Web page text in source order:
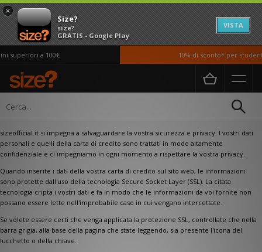
×
Size?
size?
GRATIS - Google Play
VISTA
superiori a 100€ 10% di sconto* per
Home Sicurezza del sito
Sicurezza del sito
sizeofficial.it si impegna a salvaguardare la vostra sicurezza e privacy. I vostri dati
personali e quelli della carta di credito sono trattati in modo altamente
confidenziale e ci impegniamo in ogni momento a rispettare la vostra privacy.
Quando inserite i dati della vostra carta di credito sul sito web, le informazioni
sono protette dall'uso della tecnologia Secure Socket Layer (SSL). La citata
tecnologia cripta i vostri dati e fa in modo che le informazioni da voi fornite non
possano essere lette nell'improbabile caso in cui vengano intercettate.
Se volete essere certi che venga applicata la protezione SSL, controllate che nella
barra grigia, alla base della pagina che state leggendo, sia presente l'icona del
lucchetto o della chiave.